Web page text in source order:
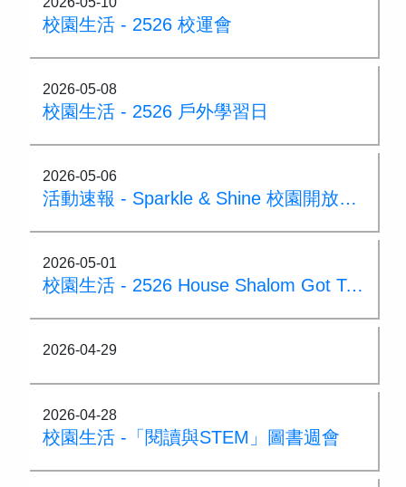
校園生活 - 2526 校運會
2026-05-08
校園生活 - 2526 戶外學習日
2026-05-06
活動速報 - Sparkle & Shine 校園開放日 2026
2026-05-01
校園生活 - 2526 House Shalom Got Talent
2026-04-29
2026-04-28
校園生活 -「閱讀與STEM」圖書週會